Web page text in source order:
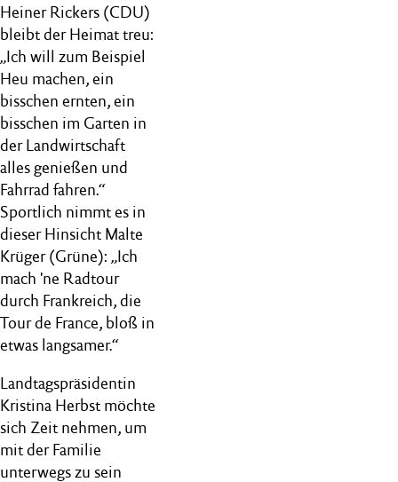
Heiner Rickers (CDU)
bleibt der Heimat treu:
„Ich will zum Beispiel
Heu machen, ein
bisschen ernten, ein
bisschen im Garten in
der Landwirtschaft
alles genießen und
Fahrrad fahren.“
Sportlich nimmt es in
dieser Hinsicht Malte
Krüger (Grüne): „Ich
mach 'ne Radtour
durch Frankreich, die
Tour de France, bloß in
etwas langsamer.“
Landtagspräsidentin
Kristina Herbst möchte
sich Zeit nehmen, um
mit der Familie
unterwegs zu sein